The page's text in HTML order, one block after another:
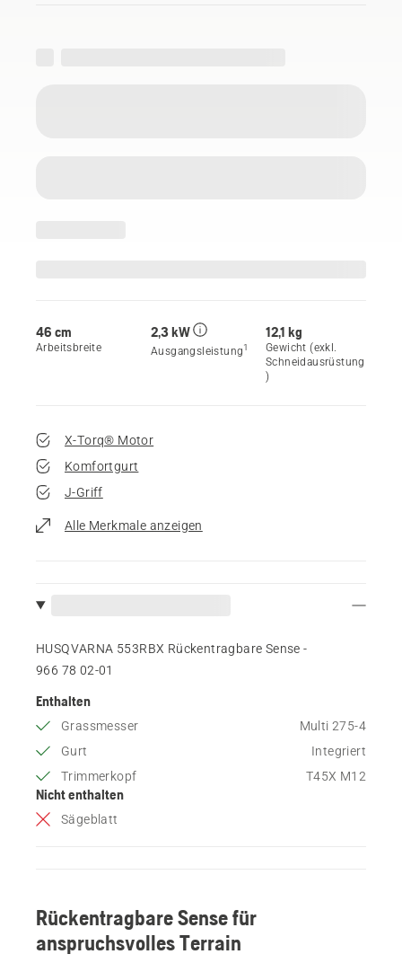
46 cm
Arbeitsbreite
2,3 kW
Ausgangsleistung1
12,1 kg
Gewicht (exkl.
Schneidausrüstung
)
X-Torq® Motor
Komfortgurt
J-Griff
Alle Merkmale anzeigen
HUSQVARNA 553RBX Rückentragbare Sense -
966 78 02‑01
Enthalten
Grassmesser
Multi 275-4
Gurt
Integriert
Trimmerkopf
T45X M12
Nicht enthalten
Sägeblatt
Rückentragbare Sense für
anspruchsvolles Terrain